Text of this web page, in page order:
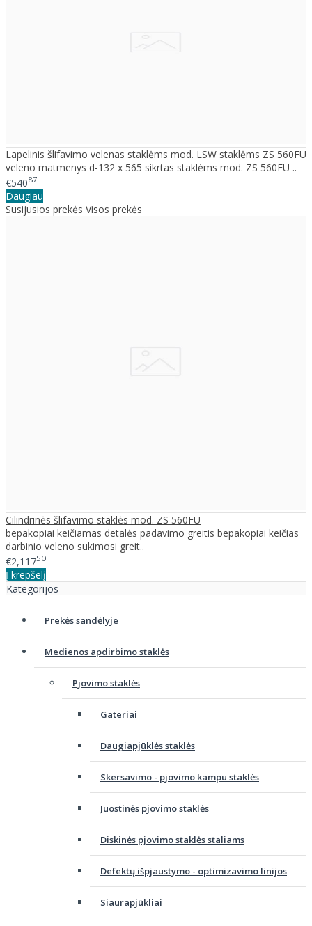
Lapelinis šlifavimo velenas staklėms mod. LSW staklėms ZS 560FU
veleno matmenys d-132 x 565 sikrtas staklėms mod. ZS 560FU ..
€54087
Daugiau
Susijusios prekės Visos prekės
Cilindrinės šlifavimo staklės mod. ZS 560FU
bepakopiai keičiamas detalės padavimo greitis bepakopiai keičias
darbinio veleno sukimosi greit..
€2,11750
Į krepšelį
Kategorijos
Prekės sandėlyje
Medienos apdirbimo staklės
Pjovimo staklės
Gateriai
Daugiapjūklės staklės
Skersavimo - pjovimo kampu staklės
Juostinės pjovimo staklės
Diskinės pjovimo staklės staliams
Defektų išpjaustymo - optimizavimo linijos
Siaurapjūkliai